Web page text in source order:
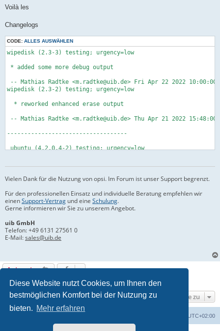
Diese Website nutzt Cookies, um Ihnen den
bestmöglichen Komfort bei der Nutzung zu
bieten. Mehr erfahren
Voilà les
Changelogs
CODE: ALLES AUSWÄHLEN
wipedisk (2.3-3) testing; urgency=low
* added some more debug output
-- Mathias Radtke <m.radtke@uib.de> Fri Apr 22 2022 10:00:00
wipedisk (2.3-2) testing; urgency=low
  * reworked enhanced erase output
-- Mathias Radtke <m.radtke@uib.de> Thu Apr 21 2022 15:48:00
-----------------------------------
ubuntu (4.2.0.4-2) testing; urgency=low
-- Mathias Radtke <m.radtke@uib.de> Thu Apr  7 09:45:16 2022
ubuntu (4.2.0.4-1) testing; urgency=low
  * added Jammy Jellyfish (22.04) debootstrap script
-- Mathias Radtke <m.radtke@uib.de> Tue Apr 05 11:20:00 2022
-----------------------------------
  * Improvement:  opsi_auth kerb5 no_ccache
-- uib GmbH <info@uib.de>  Thu, 05 May 2022 14:53:06 +0200
opsi-server (4.2.0.67-1) stable; urgency=medium
  * Improvement:  Update default backend config files
-- uib GmbH <info@uib.de>  Thu, 31 Mar 2022 13:09:46 +0200
Vielen Dank für die Nutzung von opsi. Im Forum ist unser Support begrenzt.
Für den professionellen Einsatz und individuelle Beratung empfehlen wir
einenSupport-Vertrag und eine Schulung.
Gerne informieren wir Sie zu unserem Angebot.
uib GmbH
Telefon:+49 6131 27561 0
E-Mail:sales@uib.de
Antworten
1 Beitrag • Seite1von1
Gehe zu
UTC+02:00